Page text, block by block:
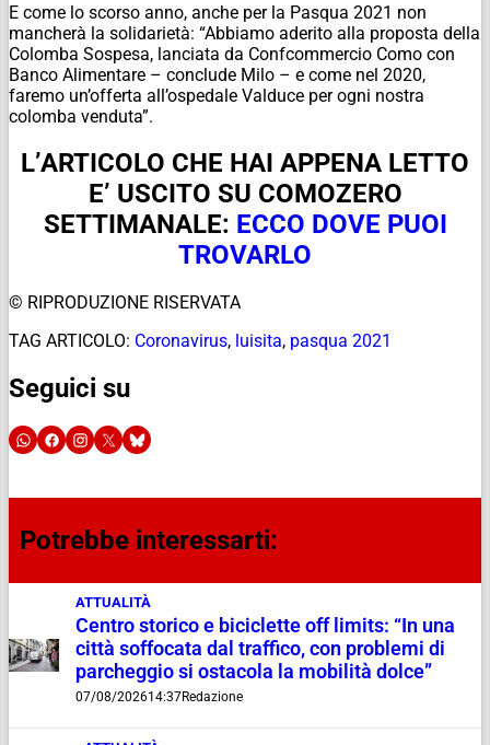
E come lo scorso anno, anche per la Pasqua 2021 non
mancherà la solidarietà: “Abbiamo aderito alla proposta della
Colomba Sospesa, lanciata da Confcommercio Como con
Banco Alimentare – conclude Milo – e come nel 2020,
faremo un’offerta all’ospedale Valduce per ogni nostra
colomba venduta”.
L’ARTICOLO CHE HAI APPENA LETTO
E’ USCITO SU COMOZERO
SETTIMANALE: ECCO DOVE PUOI
TROVARLO
© RIPRODUZIONE RISERVATA
TAG ARTICOLO: Coronavirus, luisita, pasqua 2021
Seguici su
Potrebbe interessarti:
ATTUALITÀ
Centro storico e biciclette off limits: “In una
città soffocata dal traffico, con problemi di
parcheggio si ostacola la mobilità dolce”
07/08/202614:37Redazione